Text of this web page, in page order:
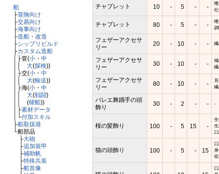
船
├冒険向け
├交易向け
├海事向け
├造船・改造
├シップリビルド
├カスタム造船
│├冒(小・ 中
大(探検))
│├交(小・ 中
大(輸送))
│├海(小・ 中
大(戦闘)
││ (櫂船))
│├素材データ
│└付加スキル
├船取扱港
└船部品
├大砲
├追加装甲
├補助帆
├特殊兵装
├船首像
チャプレット 10 - 5 - -
チャプレット 80 - 5 - -
フェザーアクセサ
リー
20 - 10 - -
フェザーアクセサ
リー
30 - 10 - -
フェザーアクセサ
リー
80 - 10 - -
バレエ舞踊手の頭
飾り
30 - 2 - - -
桜の髪飾り 100 - 5 15 -
猫の頭飾り 100 - 5 - 15